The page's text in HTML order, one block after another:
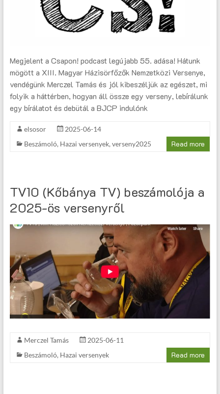
Megjelent a Csapon! podcast legújabb 55. adása! Hátunk
mögött a XIII. Magyar Házisörfőzők Nemzetközi Versenye,
vendégünk Merczel Tamás és jól kibeszéljük az egészet, mi
folyik a háttérben, hogyan áll össze egy verseny, lebírálunk
egy bírálatot és debütál a BJCP indulónk
elsosor
2025-06-14
Beszámoló, Hazai versenyek, verseny2025 Read more
TV10 (Kőbánya TV) beszámolója a
2025-ös versenyről
Merczel Tamás
2025-06-11
Beszámoló, Hazai versenyek Read more